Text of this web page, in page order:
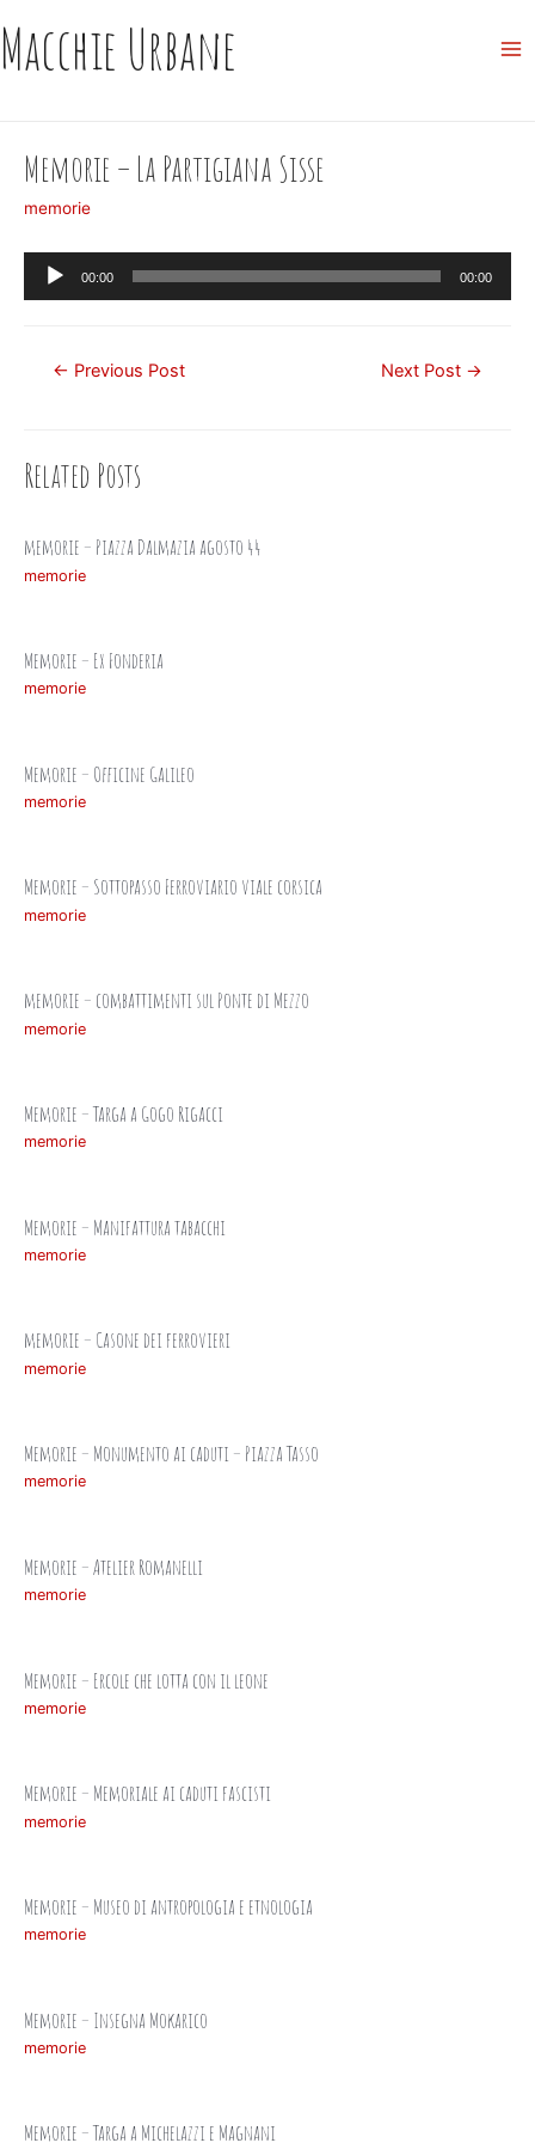
to
content
Macchie Urbane
Memorie – La Partigiana Sisse
memorie
Audio
Player
00:00 00:00
Post← Previous Post Next Post →
Related Posts
memorie – Piazza Dalmazia agosto 44
memorie
Memorie – Ex Fonderia
memorie
Memorie – Officine Galileo
memorie
Memorie – Sottopasso Ferroviario viale corsica
memorie
memorie – combattimenti sul Ponte di Mezzo
memorie
Memorie – Targa a Gogo Rigacci
memorie
Memorie – Manifattura tabacchi
memorie
memorie – Casone dei ferrovieri
memorie
Memorie – Monumento ai caduti – Piazza Tasso
memorie
Memorie – Atelier Romanelli
memorie
Memorie – Ercole che lotta con il leone
memorie
Memorie – Memoriale ai caduti fascisti
memorie
Memorie – Museo di antropologia e etnologia
memorie
Memorie – Insegna Mokarico
memorie
Memorie – Targa a Michelazzi e Magnani